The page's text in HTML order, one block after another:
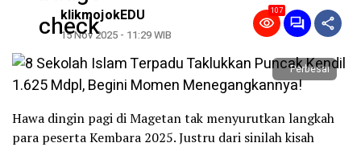
klikmojokEDU
15 Nov 2025 - 11:29 WIB
107
Perbesar
Hawa dingin pagi di Magetan tak menyurutkan langkah
para peserta Kembara 2025. Justru dari sinilah kisah